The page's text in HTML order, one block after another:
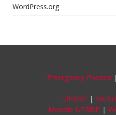
WordPress.org
Emergency Phones |
UPRRP | NatSci
Moodle UPRRP |